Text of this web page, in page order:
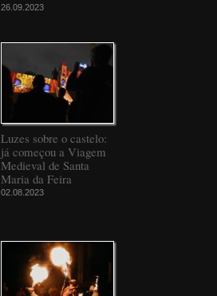
26.09.2023
Luzes sobre o castelo:
já começou a Viagem
Medieval de Santa
Maria da Feira
02.08.2023